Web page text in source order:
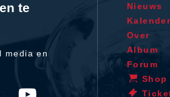
te
media en
Nieuws
Kalender
Over
Album
Forum
Shop